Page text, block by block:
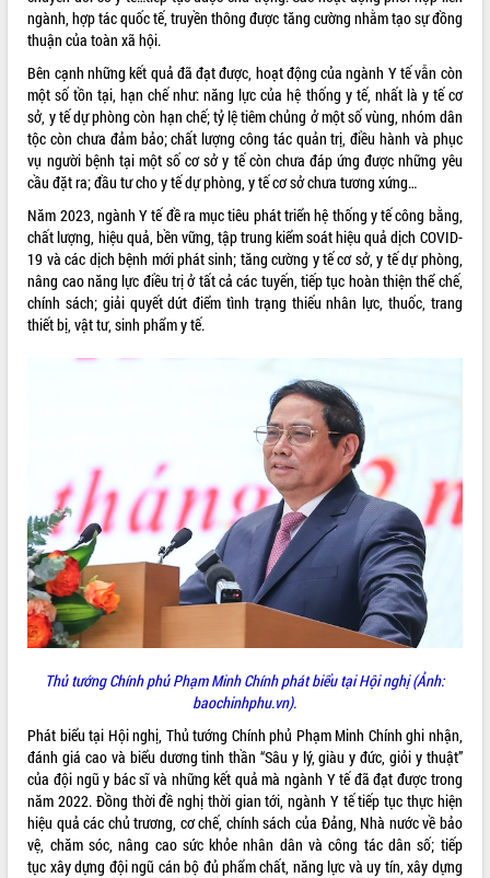
ngành, hợp tác quốc tế, truyền thông được tăng cường nhằm tạo sự đồng
thuận của toàn xã hội.
Bên cạnh những kết quả đã đạt được, hoạt động của ngành Y tế vẫn còn
một số tồn tại, hạn chế như: năng lực của hệ thống y tế, nhất là y tế cơ
sở, y tế dự phòng còn hạn chế; tỷ lệ tiêm chủng ở một số vùng, nhóm dân
tộc còn chưa đảm bảo; chất lượng công tác quản trị, điều hành và phục
vụ người bệnh tại một số cơ sở y tế còn chưa đáp ứng được những yêu
cầu đặt ra; đầu tư cho y tế dự phòng, y tế cơ sở chưa tương xứng…
Năm 2023, ngành Y tế đề ra mục tiêu phát triển hệ thống y tế công bằng,
chất lượng, hiệu quả, bền vững, tập trung kiểm soát hiệu quả dịch COVID-
19 và các dịch bệnh mới phát sinh; tăng cường y tế cơ sở, y tế dự phòng,
nâng cao năng lực điều trị ở tất cả các tuyến, tiếp tục hoàn thiện thể chế,
chính sách; giải quyết dứt điểm tình trạng thiếu nhân lực, thuốc, trang
thiết bị, vật tư, sinh phẩm y tế.
Thủ tướng Chính phủ Phạm Minh Chính phát biểu tại Hội nghị (Ảnh:
baochinhphu.vn).
Phát biểu tại Hội nghị, Thủ tướng Chính phủ Phạm Minh Chính ghi nhận,
đánh giá cao và biểu dương tinh thần “Sâu y lý, giàu y đức, giỏi y thuật”
của đội ngũ y bác sĩ và những kết quả mà ngành Y tế đã đạt được trong
năm 2022. Đồng thời đề nghị thời gian tới, ngành Y tế tiếp tục thực hiện
hiệu quả các chủ trương, cơ chế, chính sách của Đảng, Nhà nước về bảo
vệ, chăm sóc, nâng cao sức khỏe nhân dân và công tác dân số; tiếp
tục xây dựng đội ngũ cán bộ đủ phẩm chất, năng lực và uy tín, xây dựng